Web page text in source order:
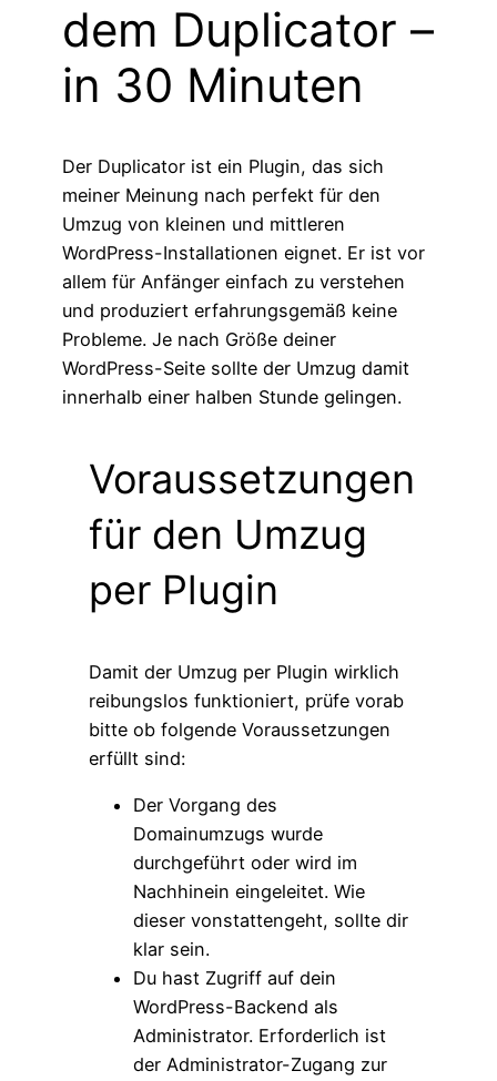
dem Duplicator –
in 30 Minuten
Der Duplicator ist ein Plugin, das sich
meiner Meinung nach perfekt für den
Umzug von kleinen und mittleren
WordPress-Installationen eignet. Er ist vor
allem für Anfänger einfach zu verstehen
und produziert erfahrungsgemäß keine
Probleme. Je nach Größe deiner
WordPress-Seite sollte der Umzug damit
innerhalb einer halben Stunde gelingen.
Voraussetzungen
für den Umzug
per Plugin
Damit der Umzug per Plugin wirklich
reibungslos funktioniert, prüfe vorab
bitte ob folgende Voraussetzungen
erfüllt sind:
Der Vorgang des
Domainumzugs wurde
durchgeführt oder wird im
Nachhinein eingeleitet. Wie
dieser vonstattengeht, sollte dir
klar sein.
Du hast Zugriff auf dein
WordPress-Backend als
Administrator. Erforderlich ist
der Administrator-Zugang zur